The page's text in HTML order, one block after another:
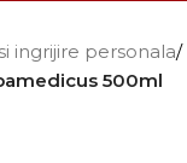
ingrijire personala/
500ml